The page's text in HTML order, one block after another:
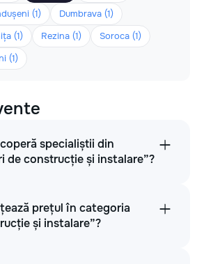
(1)
Dumbrava (1)
(1) Rezina (1)
Soroca (1)
(1)
specialiștii din
de construcție și instalare”?
prețul în categoria
și instalare”?